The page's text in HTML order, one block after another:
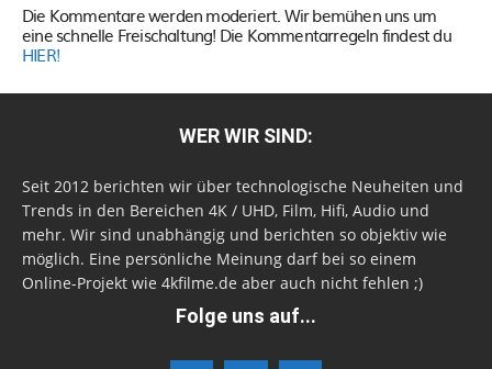
Die Kommentare werden moderiert. Wir bemühen uns um
eine schnelle Freischaltung! Die Kommentarregeln findest du
HIER!
WER WIR SIND:
Seit 2012 berichten wir über technologische Neuheiten und
Trends in den Bereichen 4K / UHD, Film, Hifi, Audio und
mehr. Wir sind unabhängig und berichten so objektiv wie
möglich. Eine persönliche Meinung darf bei so einem
Online-Projekt wie 4kfilme.de aber auch nicht fehlen ;)
Folge uns auf...